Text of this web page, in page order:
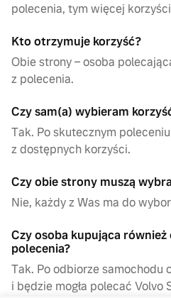
polecenia, tym więcej
Kto otrzymuje korzyść?
Obie strony – osoba
z polecenia.
Czy sam(a) wybieram
Tak. Po skutecznym
z dostępnych korzyści.
Czy obie strony muszą
Nie, każdy z Was ma do
Czy osoba kupująca
polecenia?
Tak. Po odbiorze samochodu
i będzie mogła polecać Volvo